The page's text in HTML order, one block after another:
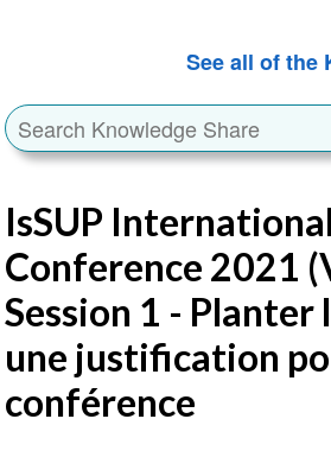
See all of the
IsSUP International
Conference 2021
Session 1 - Planter
une justification
conférence